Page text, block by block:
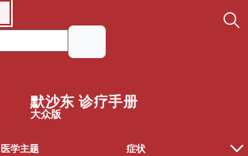
默沙东 诊疗手册
大众版
医学主题 症状